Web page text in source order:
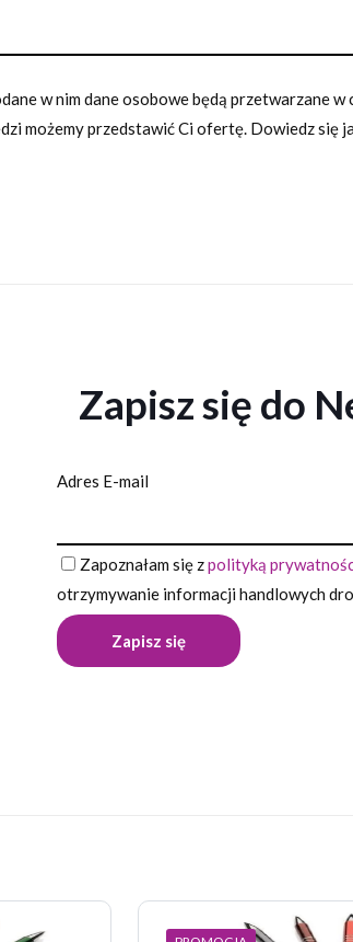
w nim dane osobowe będą przetwarzane
możemy przedstawić Ci ofertę. Dowiedz się
Zapisz się do
Adres E-mail
Zapoznałam się zpolityką
otrzymywanie informacji handlowych